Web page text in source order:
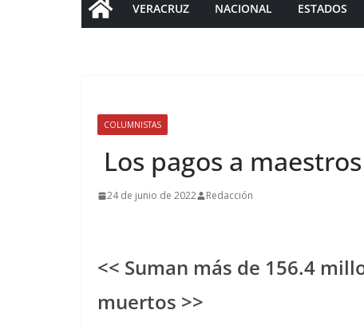
VERACRUZ NACIONAL ESTADOS
COLUMNISTAS
Los pagos a
24 de junio de 2022 Redacción
<< Suman más de 156.4
muertos >>